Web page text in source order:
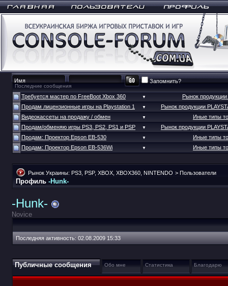
Запомнить?
Последние сообщения
Требуется мастер по FreeBoot Xbox 360 ▼
Рынок продукции
Продам лицензионные игры на Playstation 1
▼
Рынок продукции
Видеокассеты на продажу / обмен
▼
Иные типы
Продам/обменяю игры PS3, PS2, PS1 и PSP
▼
Рынок продукции
Продам: Проектор Epson EB-530
▼
Иные типы
Продам: Проектор Epson EB-536Wi
▼ Иные типы
Рынок Украины: PS3, PSP, XBOX, XBOX360, NINTENDO > Пользователи
Профиль -Hunk-
-Hunk-
Novice
Последняя активность: 02.08.2009 15:33
Публичные сообщения Обо мне Статистика Благодарю